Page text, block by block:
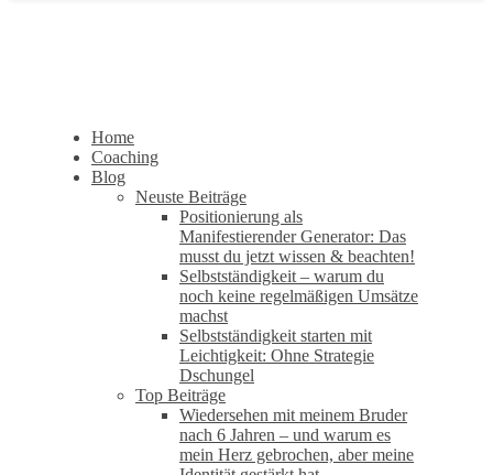
Home
Coaching
Blog
Neuste Beiträge
Positionierung als
Manifestierender Generator: Das
musst du jetzt wissen & beachten!
Selbstständigkeit – warum du
noch keine regelmäßigen Umsätze
machst
Selbstständigkeit starten mit
Leichtigkeit: Ohne Strategie
Dschungel
Top Beiträge
Wiedersehen mit meinem Bruder
nach 6 Jahren – und warum es
mein Herz gebrochen, aber meine